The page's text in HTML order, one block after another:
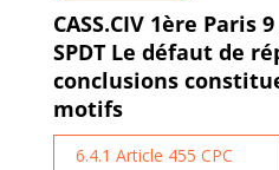
CASS.CIV 1ère Paris
SPDT Le défaut de
conclusions
motifs
6.4.1 Article 455 CPC